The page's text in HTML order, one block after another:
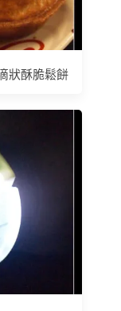
狀酥脆鬆餅